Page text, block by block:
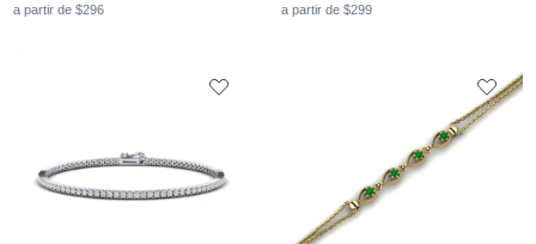
a partir de $296 a partir de $299